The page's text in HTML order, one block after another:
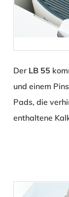
Der LB 55
und einem
Pads, die
enthaltene